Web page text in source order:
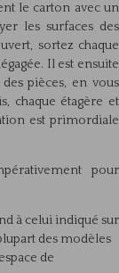
le carton avec un
les surfaces des
sortez chaque
Il est ensuite
pièces, en vous
chaque étagère et
est primordiale
pour
à celui indiqué sur
des modèles
de